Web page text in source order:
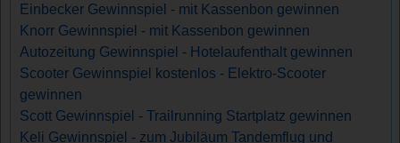
Einbecker Gewinnspiel - mit Kassenbon gewinnen
Knorr Gewinnspiel - mit Kassenbon gewinnen
Autozeitung Gewinnspiel - Hotelaufenthalt gewinnen
Scooter Gewinnspiel kostenlos - Elektro-Scooter
gewinnen
Scott Gewinnspiel - Trailrunning Startplatz gewinnen
Keli Gewinnspiel - zum Jubiläum Tandemflug und